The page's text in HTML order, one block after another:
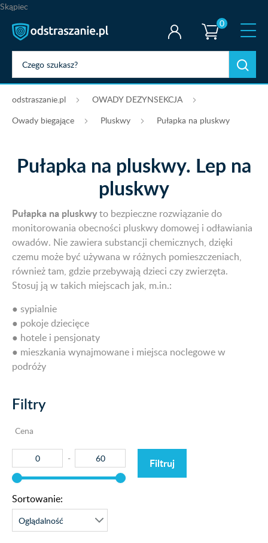
Skąpiec
0
odstraszanie.pl
OWADY DEZYNSEKCJA
Owady biegające
Pluskwy Pułapka na pluskwy
Pułapka na pluskwy. Lep na
pluskwy
Pułapka na pluskwyto bezpieczne rozwiązanie do
monitorowania obecności pluskwy domowej i odławiania
owadów. Nie zawiera substancji chemicznych, dzięki
czemu może być używana w różnych pomieszczeniach,
również tam, gdzie przebywają dzieci czy zwierzęta.
Stosuj ją w takich miejscach jak, m.in.:
● sypialnie
● pokoje dziecięce
● hotele i pensjonaty
● mieszkania wynajmowane i miejsca noclegowe w
podróży
Filtry
Cena
Filtruj
Sortowanie: